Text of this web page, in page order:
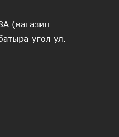
(магазин
угол ул.